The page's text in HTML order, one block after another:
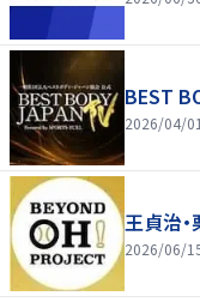
BEST
2026/04/
王貞治
2026/06/